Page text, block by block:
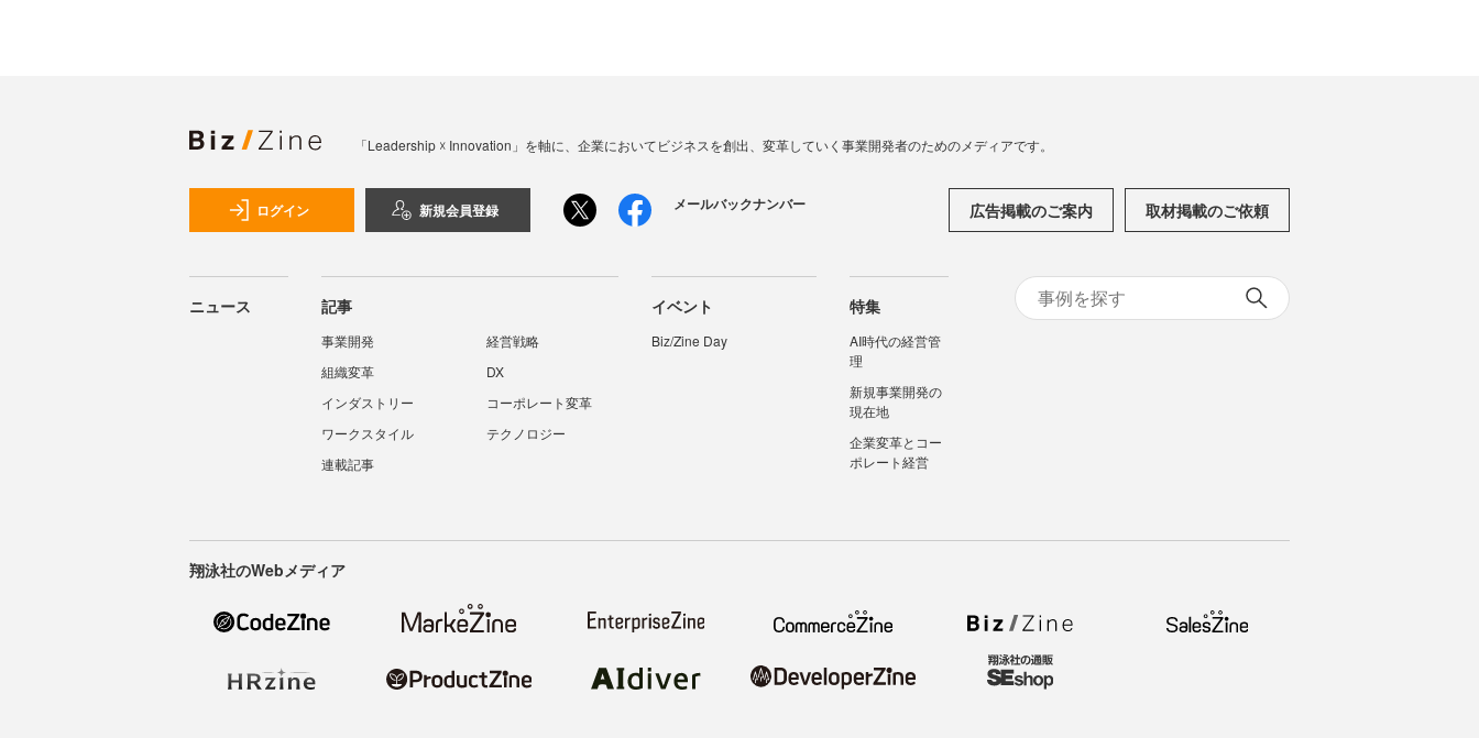
「Leadership ☓ Innovation」を軸に、企業においてビジネスを創出、変革していく事業開発者のためのメディアです。
ログイン 新規会員登録 メールバックナンバー 広告掲載のご案内 取材掲載のご依頼
ニュース 記事
事業開発
経営戦略
組織変革
DX
インダストリー
コーポレート変革
ワークスタイル
テクノロジー
連載記事
イベント
Biz/Zine Day
特集
AI時代の経営管
理
新規事業開発の
現在地
企業変革とコー
ポレート経営
翔泳社のWebメディア